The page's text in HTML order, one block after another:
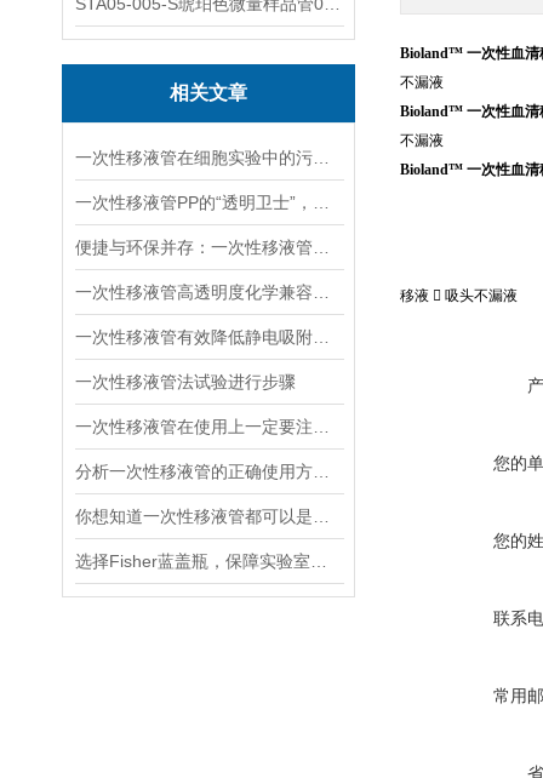
相关文章
一次性移液管法试验进行步骤
Bioland™ 一次性血
不漏液
Bioland™ 一次性血
不漏液
Bioland™ 一次性血
移液  吸头不漏液
您的
您的
联系
常用